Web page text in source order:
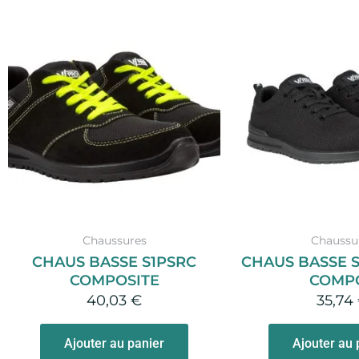
Chaussures
CHAUS BASSE S1PSRC
COMPOSITE
40,03 €
Ajouter au panier
variations.
Les
options
peuvent
page
CHAUS BASSE
35,74
Ajouter au